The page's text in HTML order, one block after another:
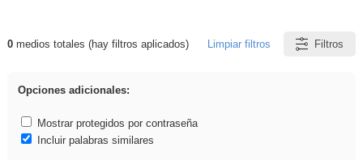
Resultados de: VDj
0medios totales (hay filtros aplicados) Limpiar filtros Filtros
Opciones adicionales:
Mostrar protegidos por contraseña
Incluir palabras similares